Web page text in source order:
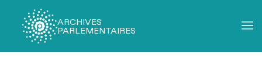
ARCHIVES
PARLEMENTAIRES